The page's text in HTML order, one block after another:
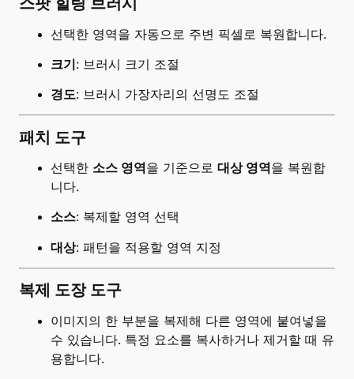
선택한 영역을 자동으로 주변 픽셀로 복원합니다.
크기: 브러시 크기 조절
경도: 브러시 가장자리의 선명도 조절
패치 도구
선택한 소스 영역을 기준으로 대상 영역을 복원합
니다.
소스: 복제할 영역 선택
대상: 패턴을 적용할 영역 지정
복제 도장 도구
이미지의 한 부분을 복제해 다른 영역에 붙여넣을
수 있습니다. 특정 요소를 복사하거나 제거할 때 유
용합니다.